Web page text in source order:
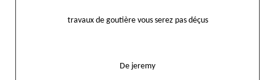
travaux de goutière vous serez pas déçus
De jeremy